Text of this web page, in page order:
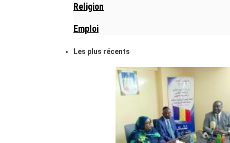
Religion
Emploi
Les plus récents